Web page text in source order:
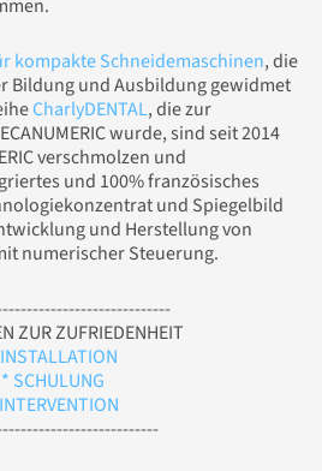
kompakte Schneidemaschinen, die
Bildung und Ausbildung gewidmet
CharlyDENTAL, die zur
wurde, sind seit 2014
verschmolzen und
und 100% französisches
und Spiegelbild
und Herstellung von
numerischer Steuerung.
ZUR ZUFRIEDENHEIT
* SCHULUNG